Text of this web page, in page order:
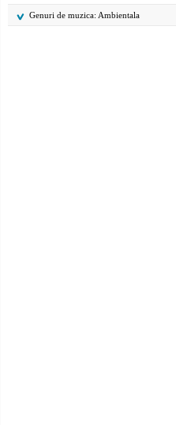
Genuri de muzica: Ambientala